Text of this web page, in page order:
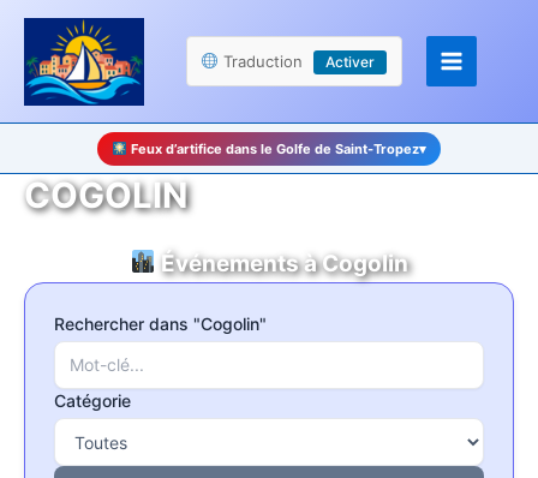
Panneau de gestion des cookies
Aller
contenu
Traduction Activer
Feux d’artifice dans le Golfe de Saint-Tropez▾
COGOLIN
Événements à Cogolin
Rechercher dans "Cogolin"
Catégorie